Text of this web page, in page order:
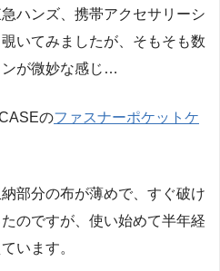
ハンズ、携帯アクセサリーシ
いてみましたが、そもそも数
ンが微妙な感じ…
のファスナーポケットケ
部分の布が薄めで、すぐ破け
のですが、使い始めて半年経
います。